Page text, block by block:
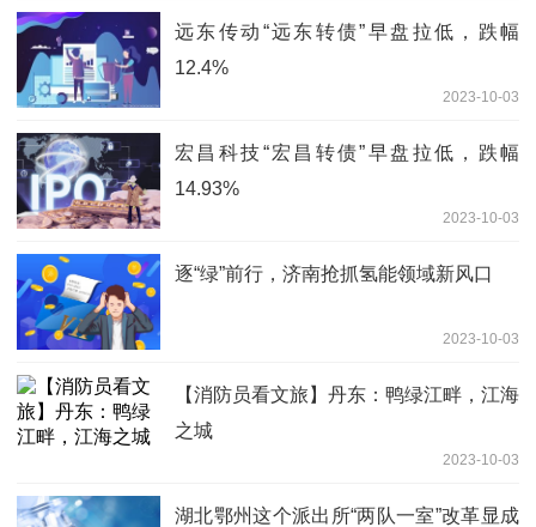
远东传动“远东转债”早盘拉低，跌幅
12.4%
2023-10-03
宏昌科技“宏昌转债”早盘拉低，跌幅
14.93%
2023-10-03
逐“绿”前行，济南抢抓氢能领域新风口
2023-10-03
【消防员看文旅】丹东：鸭绿江畔，江海
之城
2023-10-03
湖北鄂州这个派出所“两队一室”改革显成